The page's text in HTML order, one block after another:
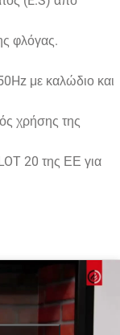
φλόγας.
με καλώδιο και
χρήσης της
20 της ΕΕ για